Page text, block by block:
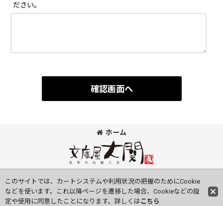
ださい。
確認画面へ
ホーム
このサイトでは、カートシステムや利用状況の把握のためにCookie
などを使います。これ以降ページを遷移した場合、Cookieなどの設
定や使用に同意したことになります。詳しくは こちら